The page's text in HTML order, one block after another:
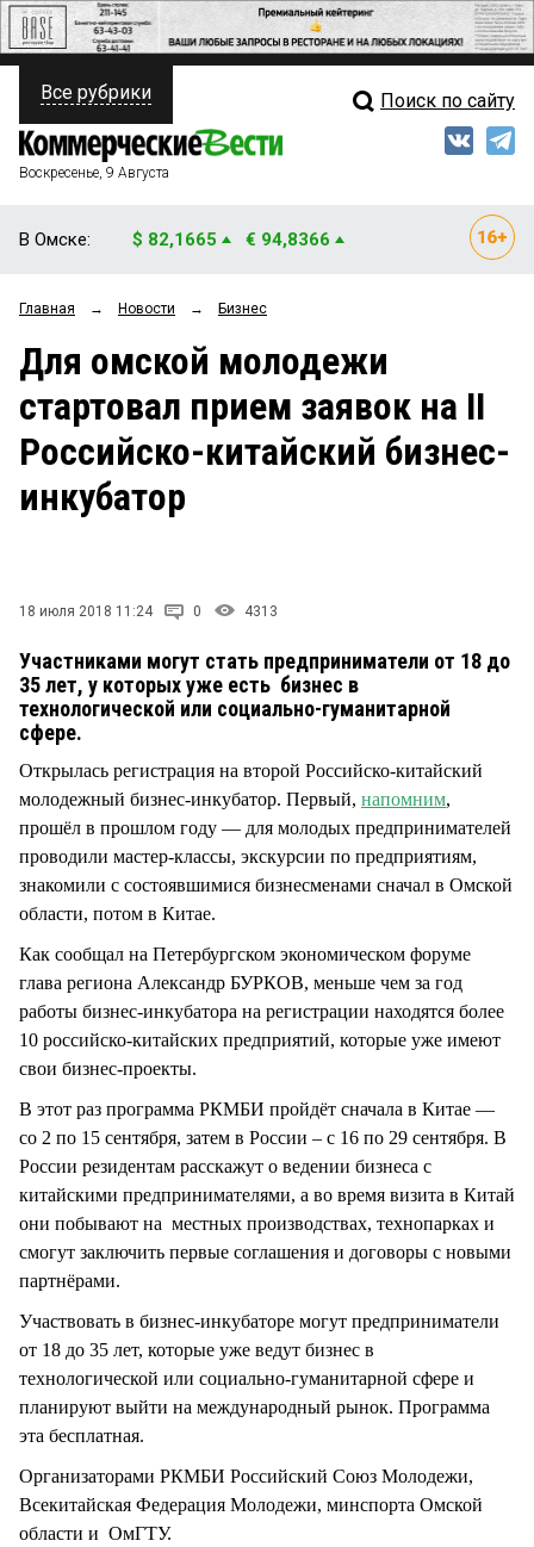
ПОЛИТИКА
ФИНАНСЫ
ОБЩЕСТВО
ЗАКОН
НОВОСТИ КОМПАНИЙ
ПРОИСШЕСТВИЯ
Свежий выпуск
Рейтинги
Блоги
Архив
Все рубрики Поиск по сайту
Воскресенье, 9 Августа
В Омске: $ 82,1665 € 94,8366
Главная → Новости → Бизнес
Для омской молодежи
стартовал прием заявок на II
Российско-китайский бизнес-
инкубатор
18 июля 2018 11:24 0 4313
Участниками могут стать предприниматели от 18 до
35 лет, у которых уже есть бизнес в
технологической или социально-гуманитарной
сфере.
Открылась регистрация на второй Российско-китайский
молодежный бизнес-инкубатор. Первый, напомним,
прошёл в прошлом году — для молодых предпринимателей
проводили мастер-классы, экскурсии по предприятиям,
знакомили с состоявшимися бизнесменами сначал в Омской
области, потом в Китае.
Как сообщал на Петербургском экономическом форуме
глава региона Александр БУРКОВ, меньше чем за год
работы бизнес-инкубатора на регистрации находятся более
10 российско-китайских предприятий, которые уже имеют
свои бизнес-проекты.
В этот раз программа РКМБИ пройдёт сначала в Китае —
со 2 по 15 сентября, затем в России – с 16 по 29 сентября. В
России резидентам расскажут о ведении бизнеса с
китайскими предпринимателями, а во время визита в Китай
они побывают на местных производствах, технопарках и
смогут заключить первые соглашения и договоры с новыми
партнёрами.
Участвовать в бизнес-инкубаторе могут предприниматели
от 18 до 35 лет, которые уже ведут бизнес в
технологической или социально-гуманитарной сфере и
планируют выйти на международный рынок. Программа
эта бесплатная.
Организаторами РКМБИ Российский Союз Молодежи,
Всекитайская Федерация Молодежи, минспорта Омской
области и ОмГТУ.